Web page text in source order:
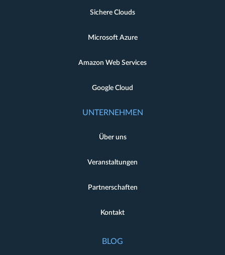
Sichere Clouds
Microsoft Azure
Amazon Web Services
Google Cloud
UNTERNEHMEN
Über uns
Veranstaltungen
Partnerschaften
Kontakt
BLOG